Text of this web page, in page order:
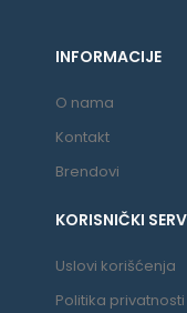
INFORMACIJE
O nama
Kontakt
Brendovi
KORISNIČKI
Uslovi korišćenja
Politika privatnosti